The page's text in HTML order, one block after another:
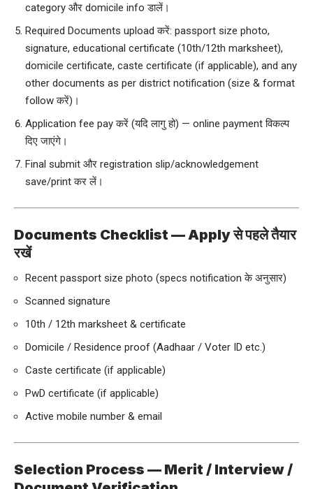
category और domicile info डालें।
Required Documents upload करें: passport size photo,
signature, educational certificate (10th/12th marksheet),
domicile certificate, caste certificate (if applicable), and any
other documents as per district notification (size & format
follow करें)।
Application fee pay करें (यदि लागु हो) — online payment विकल्प
दिए जाएंगे।
Final submit और registration slip/acknowledgement
save/print कर लें।
Documents Checklist — Apply से पहले तैयार
रखें
Recent passport size photo (specs notification के अनुसार)
Scanned signature
10th / 12th marksheet & certificate
Domicile / Residence proof (Aadhaar / Voter ID etc.)
Caste certificate (if applicable)
PwD certificate (if applicable)
Active mobile number & email
Selection Process — Merit / Interview /